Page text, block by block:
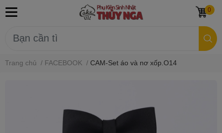
0
Trang chủ / FACEBOOK / CAM-Set áo và nơ xốp.O14